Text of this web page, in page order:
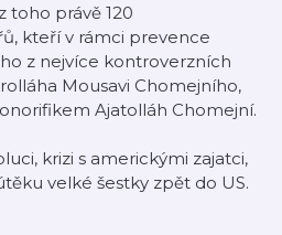
toho právě 120
kteří v rámci prevence
z nejvíce kontroverzních
Mousavi Chomejního,
Ajatolláh Chomejní.
krizi s americkými zajatci,
velké šestky zpět do US.